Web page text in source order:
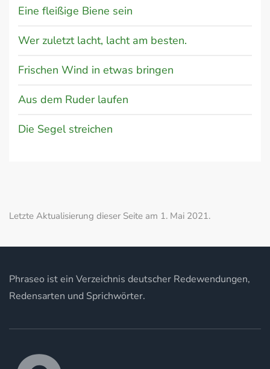
Eine fleißige Biene sein
Wer zuletzt lacht, lacht am besten.
Frischen Wind in etwas bringen
Aus dem Ruder laufen
Die Segel streichen
Letzte Aktualisierung dieser Seite am 1. Mai 2021.
Phraseo ist ein Verzeichnis deutscher Redewendungen,
Redensarten und Sprichwörter.